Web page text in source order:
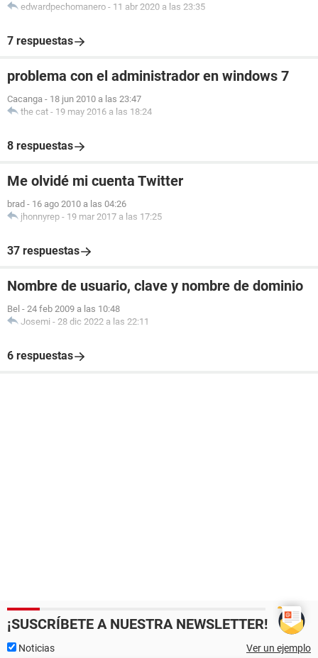
edwardpechomanero - 11 abr 2020 a las 23:35
7 respuestas
problema con el administrador en windows 7
Cacanga - 18 jun 2010 a las 23:47
the cat - 19 may 2016 a las 18:24
8 respuestas
Me olvidé mi cuenta Twitter
brad - 16 ago 2010 a las 04:26
jhonnyrep - 19 mar 2017 a las 17:25
37 respuestas
Nombre de usuario, clave y nombre de dominio
Bel - 24 feb 2009 a las 10:48
Josemi - 28 dic 2022 a las 22:11
6 respuestas
¡SUSCRÍBETE A NUESTRA NEWSLETTER!
Noticias Ver un ejemplo